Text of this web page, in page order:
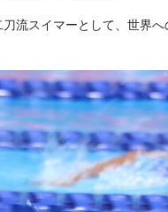
流スイマーとして、世界